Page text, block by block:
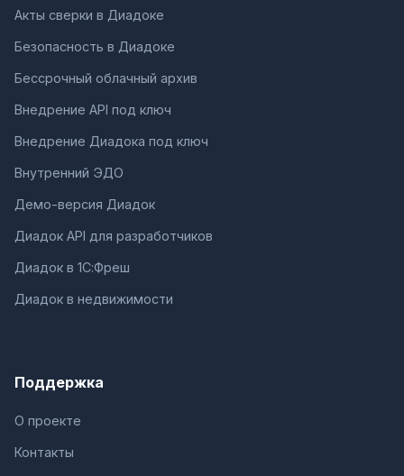
Акты сверки в Диадоке
Безопасность в Диадоке
Бессрочный облачный архив
Внедрение API под ключ
Внедрение Диадока под ключ
Внутренний ЭДО
Демо-версия Диадок
Диадок API для разработчиков
Диадок в 1С:Фреш
Диадок в недвижимости
Поддержка
О проекте
Контакты